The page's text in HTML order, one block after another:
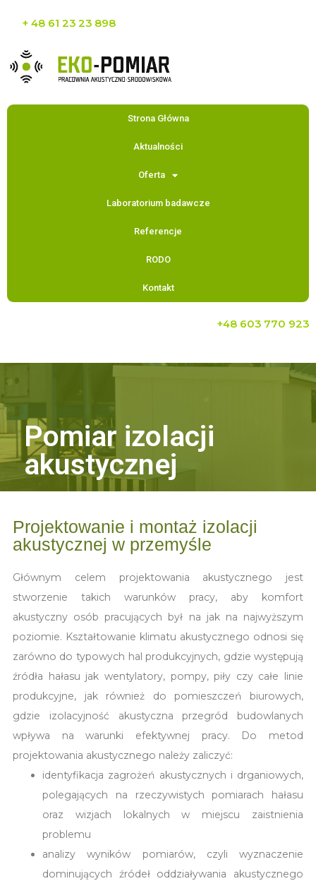
+ 48 61 23 23 898
Strona Główna
Aktualności
Oferta
Laboratorium badawcze
Referencje
RODO
Kontakt
+48 603 770 923
Pomiar izolacji
akustycznej
Projektowanie i montaż izolacji
akustycznej w przemyśle
Głównym celem projektowania akustycznego jest
stworzenie takich warunków pracy, aby komfort
akustyczny osób pracujących był na jak na najwyższym
poziomie. Kształtowanie klimatu akustycznego odnosi się
zarówno do typowych hal produkcyjnych, gdzie występują
źródła hałasu jak wentylatory, pompy, piły czy całe linie
produkcyjne, jak również do pomieszczeń biurowych,
gdzie izolacyjność akustyczna przegród budowlanych
wpływa na warunki efektywnej pracy. Do metod
projektowania akustycznego należy zaliczyć:
identyfikacja zagrożeń akustycznych i drganiowych,
polegających na rzeczywistych pomiarach hałasu
oraz wizjach lokalnych w miejscu zaistnienia
problemu
analizy wyników pomiarów, czyli wyznaczenie
dominujących źródeł oddziaływania akustycznego